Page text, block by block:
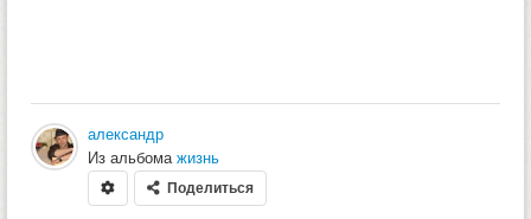
александр
Из альбома жизнь
Поделиться